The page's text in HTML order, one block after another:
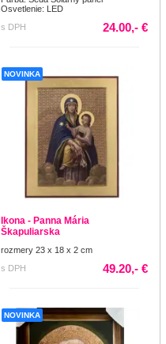
Osvetlenie: LED
s DPH
24.00,- €
NOVINKA
Ikona - Panna Mária
Škapuliarska
rozmery 23 x 18 x 2 cm
s DPH
49.20,- €
NOVINKA